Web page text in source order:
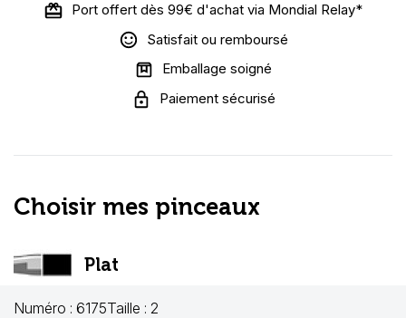
Port offert dès 99€ d'achat via Mondial Relay*
Satisfait ou remboursé
Emballage soigné
Paiement sécurisé
Choisir mes pinceaux
Plat
Numéro : 6175Taille : 2